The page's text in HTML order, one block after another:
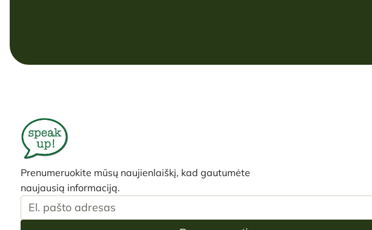
Prenumeruokite mūsų naujienlaiškį, kad gautumėte
naujausią informaciją.